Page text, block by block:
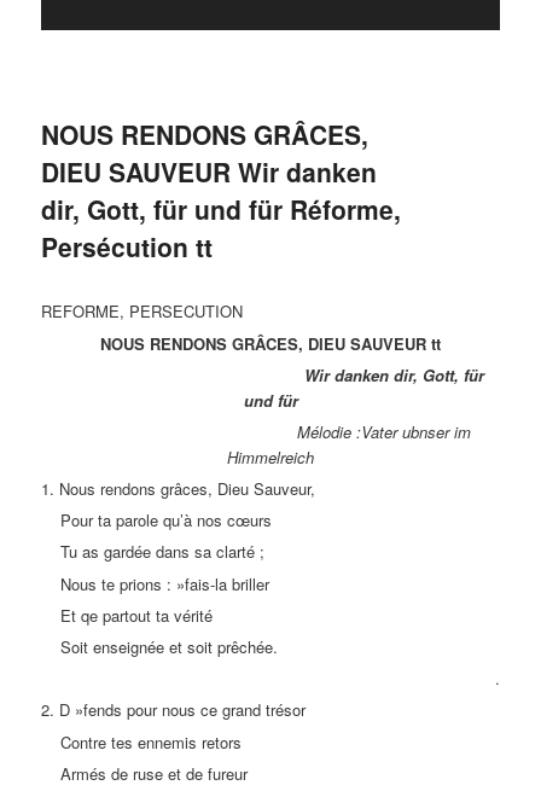
NOUS RENDONS GRÂCES,
DIEU SAUVEUR Wir danken
dir, Gott, für und für Réforme,
Persécution tt
REFORME, PERSECUTION
NOUS RENDONS GRÂCES, DIEU SAUVEUR tt
Wir danken dir, Gott, für
und für
Mélodie :Vater ubnser im
Himmelreich
1. Nous rendons grâces, Dieu Sauveur,
Pour ta parole qu’à nos cœurs
Tu as gardée dans sa clarté ;
Nous te prions : »fais-la briller
Et qe partout ta vérité
Soit enseignée et soit prêchée.
.
2. D »fends pour nous ce grand trésor
Contre tes ennemis retors
Armés de ruse et de fureur